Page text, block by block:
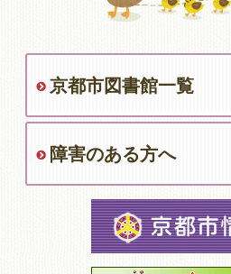
京都市図書館一覧
障害のある方へ